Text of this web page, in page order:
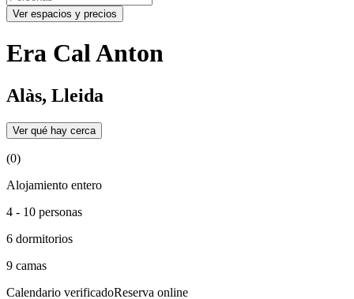
Ver espacios y precios
Era Cal Anton
Alàs, Lleida
Ver qué hay cerca
(0)
Alojamiento entero
4 - 10 personas
6 dormitorios
9 camas
Calendario verificadoReserva online